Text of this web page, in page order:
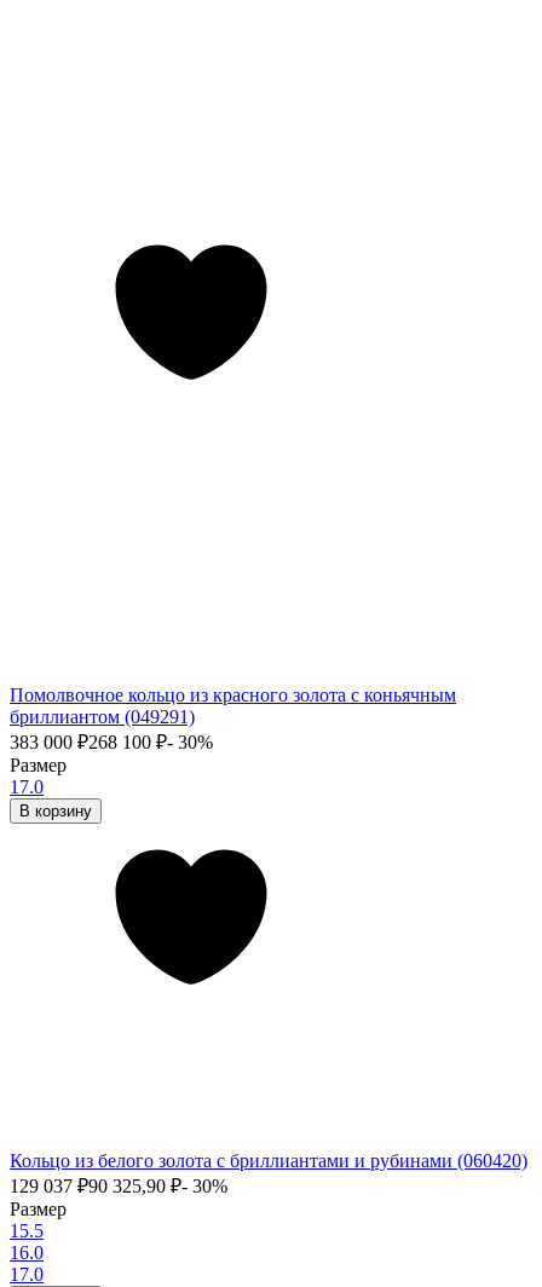
Помолвочное кольцо из красного золота с коньячным
бриллиантом (049291)
383 000 ₽268 100 ₽- 30%
Размер
17.0
В корзину
Кольцо из белого золота с бриллиантами и рубинами (060420)
129 037 ₽90 325,90 ₽- 30%
Размер
15.5
16.0
17.0